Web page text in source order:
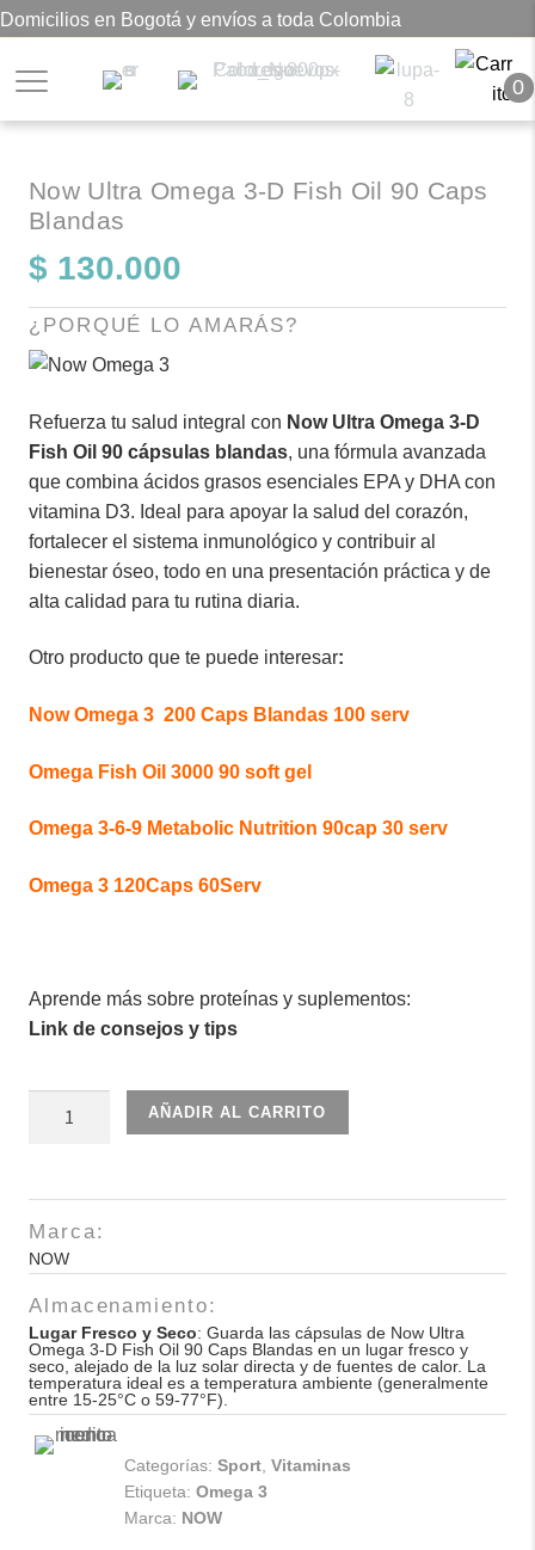
Domicilios en Bogotá y envíos a toda Colombia
0
Now Ultra Omega 3-D Fish Oil 90 Caps
Blandas
$ 130.000
¿PORQUÉ LO AMARÁS?
Refuerza tu salud integral con Now Ultra Omega 3-D
Fish Oil 90 cápsulas blandas, una fórmula avanzada
que combina ácidos grasos esenciales EPA y DHA con
vitamina D3. Ideal para apoyar la salud del corazón,
fortalecer el sistema inmunológico y contribuir al
bienestar óseo, todo en una presentación práctica y de
alta calidad para tu rutina diaria.
Otro producto que te puede interesar:
Now Omega 3 200 Caps Blandas 100 serv
Omega Fish Oil 3000 90 soft gel
Omega 3-6-9 Metabolic Nutrition 90cap 30 serv
Omega 3 120Caps 60Serv
Aprende más sobre proteínas y suplementos:
Link de consejos y tips
D
Fish
90
Caps
Blandas
cantidad
AÑADIR AL CARRITO
Marca:
NOW
Almacenamiento:
Lugar Fresco y Seco: Guarda las cápsulas de Now Ultra
Omega 3-D Fish Oil 90 Caps Blandas en un lugar fresco y
seco, alejado de la luz solar directa y de fuentes de calor. La
temperatura ideal es a temperatura ambiente (generalmente
entre 15-25°C o 59-77°F).
Categorías: Sport, Vitaminas
Etiqueta: Omega 3
Marca: NOW